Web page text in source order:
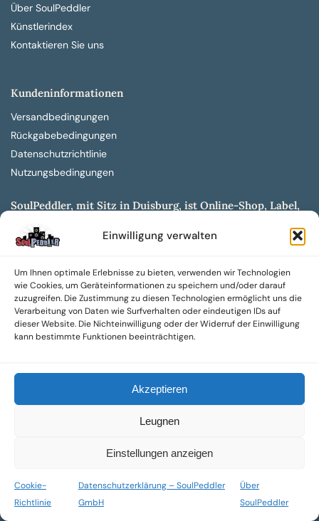
Einwilligung verwalten
Um Ihnen optimale Erlebnisse zu bieten, verwenden wir Technologien
wie Cookies, um Geräteinformationen zu speichern und/oder darauf
zuzugreifen. Die Zustimmung zu diesen Technologien ermöglicht uns die
Verarbeitung von Daten wie Surfverhalten oder eindeutigen IDs auf
dieser Website. Die Nichteinwilligung oder der Widerruf der Einwilligung
kann bestimmte Funktionen beeinträchtigen.
Akzeptieren
Leugnen
Einstellungen anzeigen
Cookie-
Richtlinie
Datenschutzerklärung – SoulPeddler
GmbH
Über
SoulPeddler
Über SoulPeddler
Künstlerindex
Kontaktieren Sie uns
Kundeninformationen
Versandbedingungen
Rückgabebedingungen
Datenschutzrichtlinie
Nutzungsbedingungen
SoulPeddler, mit Sitz in Duisburg, ist Online-Shop, Label,
entwickelt aus dem SoulPeddler Vinyl-Presswerk und
unserer Online-Gig-Plattform.
Wir bieten eine breite Auswahl an sowohl hochgradig
sammelwürdigen als auch Mainstream-Titeln und -Formaten auf
Vinyl, CD und weiteren Medien.
Sowohl neue als auch gebrauchte, nach Zustand bewertete
Wir setzen uns leidenschaftlich für unabhängige Künstler und
Labels ein und bieten hochwertige, maßgeschneiderte Lösungen
aus über 30 Jahren Erfahrung in der Musikindustrie.
SoulPeddler Mailorder, Records & Vinyl Production – DUBOX –
Nettirock – Nice Guy Records – MOVA Museum of Vinyl Arts
© 2025 SoulPeddler GmbH®